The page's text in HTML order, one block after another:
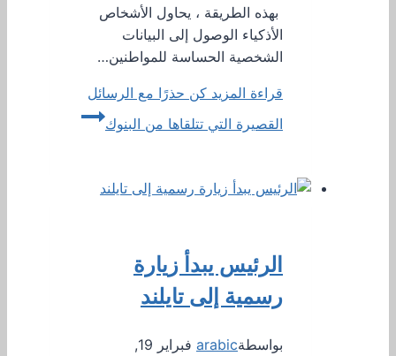
بهذه الطريقة ، يحاول الأشخاص
الأذكياء الوصول إلى البيانات
الشخصية الحساسة للمواطنين…
قراءة المزيد كن حذرًا مع الرسائل
القصيرة التي تتلقاها من البنوك
الرئيس يبدأ زيارة
رسمية إلى تايلند
بواسطةarabic
فبراير 19,